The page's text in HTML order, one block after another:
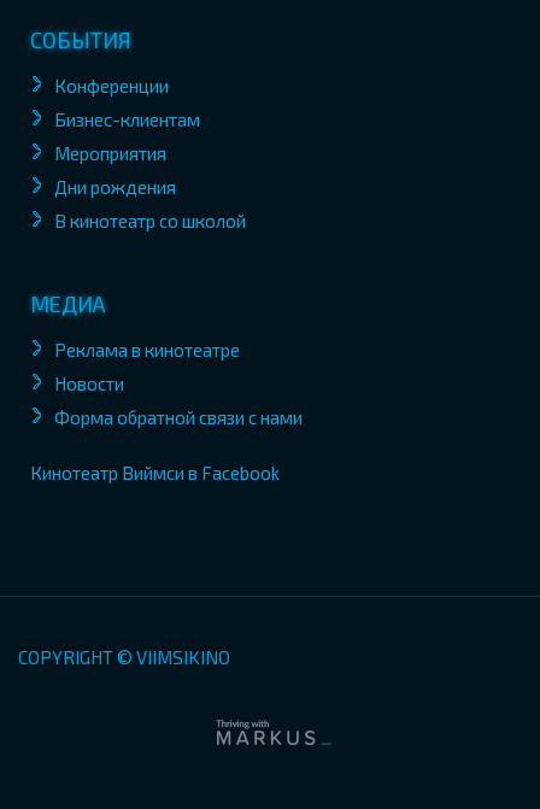
СОБЫТИЯ
Конференции
Бизнес-клиентам
Мероприятия
Дни рождения
В кинотеатр со школой
МЕДИА
Реклама в кинотеатре
Новости
Форма обратной связи с нами
Кинотеатр Виймси в Facebook
COPYRIGHT © VIIMSIKINO